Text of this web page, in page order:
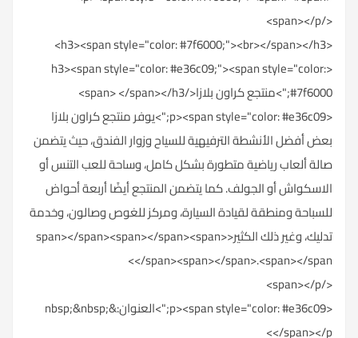
</span></p>
<h3><span style="color: #7f6000;"><br></span></h3>
<h3><span style="color: #e36c09;"><span style="color:
#7f6000;">منتجع كراون بلازا</span> </span></h3>
<p><span style="color: #e36c09;">يوفر منتجع كراون بلازا
بعض أفضل الأنشطة الترفيهية للسياح وزوار الفندق، حيث يتضمن
صالة ألعاب رياضية متطورة بشكل كامل، وساحة للعب التنس أو
الاسكواش أو الجولف. كما يتضمن المنتجع أيضًا أربعة أحواض
للسباحة ومنطقة لقيادة السيارة، ومركز للغوص وصالون، وخدمة
تدليك، وغير ذلك الكثير<span></span><span></span><span>
</span><span></span>.<span></span>
</span></p>
<p><span style="color: #e36c09;">العنوان:&nbsp;&nbsp;
</span></p>